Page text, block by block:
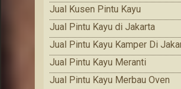
Jual Kusen Pintu Kayu
Jual Pintu Kayu di Jakarta
Jual Pintu Kayu Kamper Di
Jual Pintu Kayu Meranti
Jual Pintu Kayu Merbau Oven